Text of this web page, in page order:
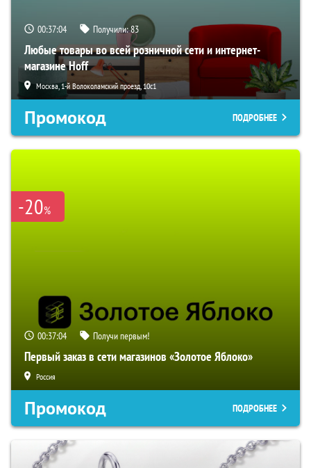
00:37:04 Получили:83
Любые товары во всей розничной сети и интернет-
магазине Hoff
Москва, 1-й Волоколамский проезд, 10с1
Промокод ПОДРОБНЕЕ
-20%
00:37:04 Получи первым!
Первый заказ в сети магазинов «Золотое Яблоко»
Россия
Промокод ПОДРОБНЕЕ